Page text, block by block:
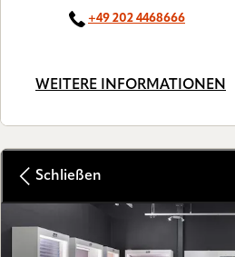
+49 202 4468666
WEITERE INFORMATIONEN
Schließen